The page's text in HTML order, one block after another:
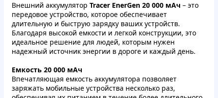
Внешний аккумулятор Tracer EnerGen 20 000 мАч – это
передовое устройство, которое обеспечивает
длительную и быструю зарядку ваших устройств.
Благодаря высокой емкости и легкой конструкции, это
идеальное решение для людей, которым нужен
надежный источник энергии в дороге и каждый день.
Емкость 20 000 мАч
Впечатляющая емкость аккумулятора позволяет
заряжать мобильные устройства несколько раз,